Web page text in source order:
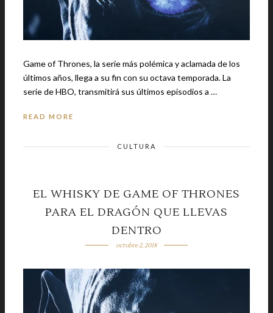
Game of Thrones, la serie más polémica y aclamada de los
últimos años, llega a su fin con su octava temporada. La
serie de HBO, transmitirá sus últimos episodios a …
READ MORE
CULTURA
EL WHISKY DE GAME OF THRONES
PARA EL DRAGÓN QUE LLEVAS
DENTRO
octubre 2, 2018